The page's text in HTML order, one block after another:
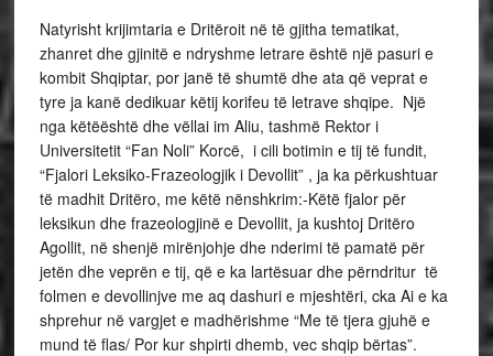
Natyrisht krijimtaria e Dritëroit në të gjitha tematikat,
zhanret dhe gjinitë e ndryshme letrare është një pasuri e
kombit Shqiptar, por janë të shumtë dhe ata që veprat e
tyre ja kanë dedikuar këtij korifeu të letrave shqipe. Një
nga këtëështë dhe vëllai im Aliu, tashmë Rektor i
Universitetit “Fan Noli” Korcë, i cili botimin e tij të fundit,
“Fjalori Leksiko-Frazeologjik i Devollit” , ja ka përkushtuar
të madhit Dritëro, me këtë nënshkrim:-Këtë fjalor për
leksikun dhe frazeologjinë e Devollit, ja kushtoj Dritëro
Agollit, në shenjë mirënjohje dhe nderimi të pamatë për
jetën dhe veprën e tij, që e ka lartësuar dhe përndritur të
folmen e devollinjve me aq dashuri e mjeshtëri, cka Ai e ka
shprehur në vargjet e madhërishme “Me të tjera gjuhë e
mund të flas/ Por kur shpirti dhemb, vec shqip bërtas”.